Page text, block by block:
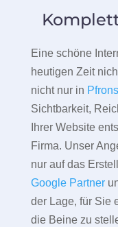
Eine schöne
heutigen Zeit
nicht nur in
Sichtbarkeit,
Ihrer Website
Firma. Unser
nur auf das
Google Partner
der Lage, für Sie
die Beine zu